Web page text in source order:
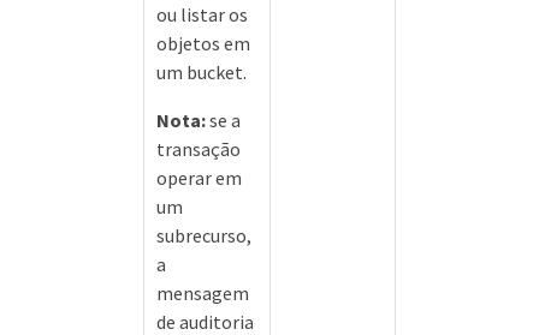
ou listar os
objetos em
um bucket.
Nota:se a
transação
operar em
um
subrecurso,
a
mensagem
de auditoria